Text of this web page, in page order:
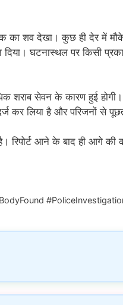
का शव देखा। कुछ ही देर में
घटनास्थल पर किसी
शराब सेवन के कारण हुई
कर लिया है और परिजनों से
रिपोर्ट आने के बाद ही आगे की